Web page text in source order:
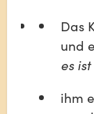
Das
und
es
ihm